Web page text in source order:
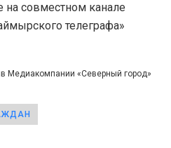
на совместном канале
телеграфа»
Медиакомпании «Северный город»